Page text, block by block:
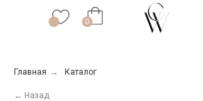
0
0
Главная → Каталог
← Назад